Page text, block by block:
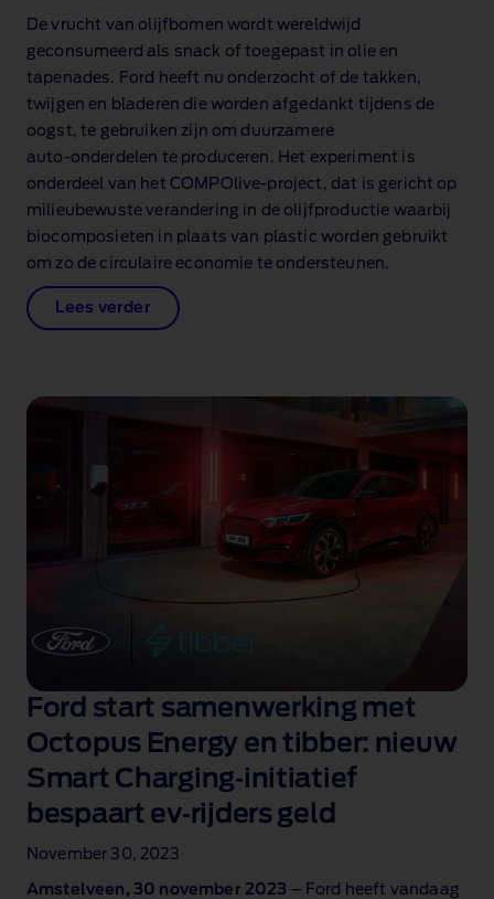
De vrucht van olijfbomen wordt wereldwijd
geconsumeerd als snack of toegepast in olie en
tapenades. Ford heeft nu onderzocht of de takken,
twijgen en bladeren die worden afgedankt tijdens de
oogst, te gebruiken zijn om duurzamere
auto‑onderdelen te produceren. Het experiment is
onderdeel van het COMPOlive‑project, dat is gericht op
milieubewuste verandering in de olijfproductie waarbij
biocomposieten in plaats van plastic worden gebruikt
om zo de circulaire economie te ondersteunen.
Lees verder
Ford start samenwerking met
Octopus Energy en tibber: nieuw
Smart Charging‑initiatief
bespaart ev‑rijders geld
November 30, 2023
Amstelveen, 30 november 2023 – Ford heeft vandaag